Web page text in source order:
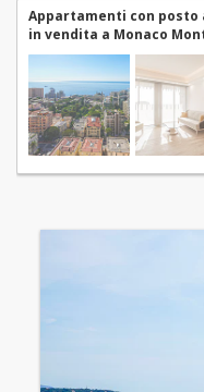
Appartamenti con posto
in vendita a Monaco
Carlo